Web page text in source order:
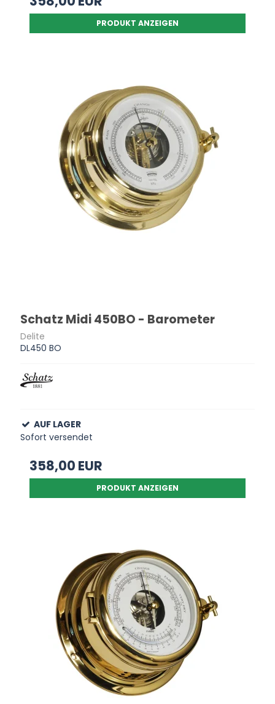
PRODUKT ANZEIGEN
Schatz Midi 450BO - Barometer
Delite
DL450 BO
AUF LAGER
Sofort versendet
358,00 EUR
PRODUKT ANZEIGEN